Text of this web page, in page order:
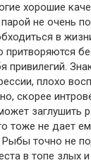
хорошие
не очень
в
притворяются
привилегий.
плохо
скорее
заглушить
тоже не дает
точно не
в топе злых